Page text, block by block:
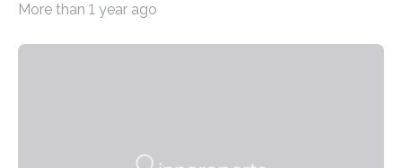
Matrixmaterials eine große Herausforderung dar.
More than 1 year ago